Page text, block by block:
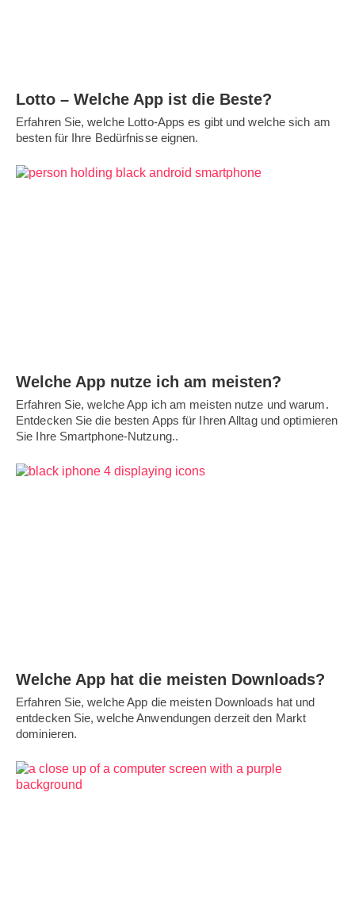
Lotto – Welche App ist die Beste?
Erfahren Sie, welche Lotto-Apps es gibt und welche sich am
besten für Ihre Bedürfnisse eignen.
Welche App nutze ich am meisten?
Erfahren Sie, welche App ich am meisten nutze und warum.
Entdecken Sie die besten Apps für Ihren Alltag und optimieren
Sie Ihre Smartphone-Nutzung..
Welche App hat die meisten Downloads?
Erfahren Sie, welche App die meisten Downloads hat und
entdecken Sie, welche Anwendungen derzeit den Markt
dominieren.